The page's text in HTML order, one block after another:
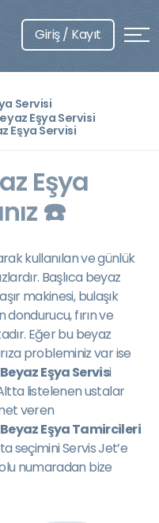
Giriş / Kayıt
Servisi
Eşya Servisi
Eşya Servisi
Eşya
☎️
kullanılan ve günlük
Başlıca beyaz
makinesi, bulaşık
fırın ve
Eğer bu beyaz
probleminiz var ise
Eşya Servisi
listelenen ustalar
veren
Eşya Tamircileri
seçimini Servis Jet’e
numaradan bize